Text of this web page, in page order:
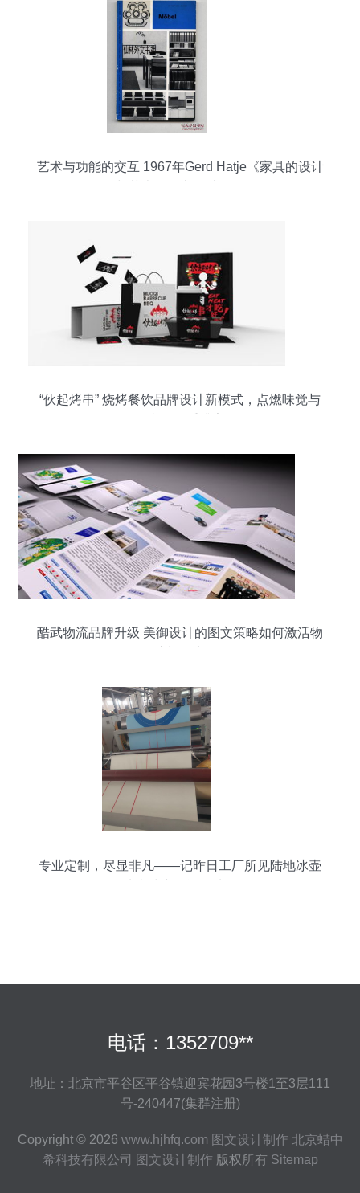
艺术与功能的交互 1967年Gerd Hatje《家具的设计
“伙起烤串” 烧烤餐饮品牌设计新模式，点燃味觉与
酷武物流品牌升级 美御设计的图文策略如何激活物
专业定制，尽显非凡——记昨日工厂所见陆地冰壶
电话：1352709**
地址：北京市平谷区平谷镇迎宾花园3号楼1至3层111
号-240447(集群注册)
Copyright © 2026 www.hjhfq.com 图文设计制作 北京蜡中
希科技有限公司
图文设计制作 版权所有 Sitemap